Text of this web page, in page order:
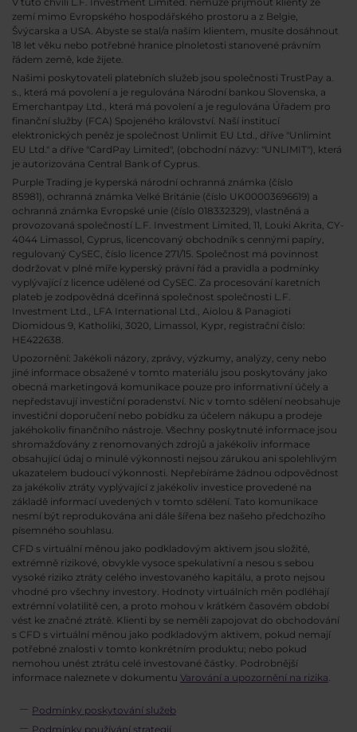
zemí mimo Evropského hospodářského prostoru a z Belgie,
Švýcarska a USA. Abyste se stal/a naším klientem, musíte dosáhnout
18 let věku nebo potřebné hranice plnoletosti stanovené právním
řádem země, kde žijete.
Našimi poskytovateli platebních služeb jsou společnosti TrustPay a.
s., která má povolení a je regulována Národní bankou Slovenska, a
Emerchantpay Ltd., která má povolení a je regulována Úřadem pro
finanční služby (FCA) Spojeného království. Naší institucí
elektronických peněz je společnost Unlimit EU Ltd., dříve "Unlimint
EU Ltd." a dříve "CardPay Limited", (obchodní názvy: "UNLIMIT"), která
je autorizována Central Bank of Cyprus.
Purple Trading je kyperská národní ochranná známka (číslo
85981), ochranná známka Velké Británie (číslo UK00003696619) a
ochranná známka Evropské unie (číslo 018332329), vlastněná a
provozovaná společností L.F. Investment Limited, 11, Louki Akrita, CY-
4044 Limassol, Cyprus, licencovaný obchodník s cennými papíry,
regulovaný CySEC, číslo licence 271/15. Společnost má povinnost
dodržovat v plné míře kyperský právní řád a pravidla a podmínky
vyplývající z licence udělené od CySEC. Za procesování karetních
plateb je zodpovědná dceřinná společnost společnosti L.F.
Investment Ltd., LFA International Ltd., Aiolou & Panagioti
Diomidous 9, Katholiki, 3020, Limassol, Kypr, registrační číslo:
HE422638.
Upozornění: Jakékoli názory, zprávy, výzkumy, analýzy, ceny nebo
jiné informace obsažené v tomto materiálu jsou poskytovány jako
obecná marketingová komunikace pouze pro informativní účely a
nepředstavují investiční poradenství. Nic v tomto sdělení neobsahuje
investiční doporučení nebo pobídku za účelem nákupu a prodeje
jakéhokoliv finančního nástroje. Všechny poskytnuté informace jsou
shromažďovány z renomovaných zdrojů a jakékoliv informace
obsahující údaj o minulé výkonnosti nejsou zárukou ani spolehlivým
ukazatelem budoucí výkonnosti. Nepřebíráme žádnou odpovědnost
za jakékoliv ztráty vyplývající z jakékoliv investice provedené na
základě informací uvedených v tomto sdělení. Tato komunikace
nesmí být reprodukována ani dále šířena bez našeho předchozího
písemného souhlasu.
CFD s virtuální měnou jako podkladovým aktivem jsou složité,
extrémně rizikové, obvykle vysoce spekulativní a nesou s sebou
vysoké riziko ztráty celého investovaného kapitálu, a proto nejsou
vhodné pro všechny investory. Hodnoty virtuálních měn podléhají
extrémní volatilitě cen, a proto mohou v krátkém časovém období
vést ke značné ztrátě. Klienti by se neměli zapojovat do obchodování
s CFD s virtuální měnou jako podkladovým aktivem, pokud nemají
potřebné znalosti v tomto konkrétním produktu; nebo pokud
nemohou unést ztrátu celé investované částky. Podrobnější
informace naleznete v dokumentu Varování a upozornění na rizika.
Podmínky poskytování služeb
Podmínky používání strategií